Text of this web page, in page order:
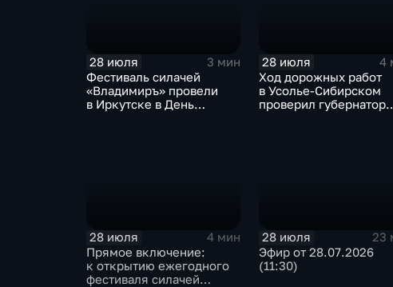
28 июля
3 мин
Фестиваль силачей
«Владимиръ» провели
в Иркутске в День
28 июля
4
Ход дорожных работ
в Усолье-Сибирском
проверил губернатор
28 июля
4 мин
Прямое включение:
к открытию ежегодного
фестиваля силачей
28 июля
23
Эфир от 28.07.2026
(11:30)